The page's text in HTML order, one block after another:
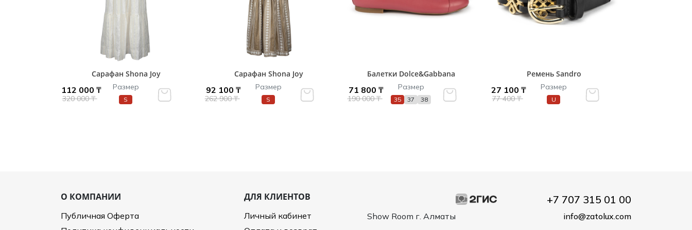
Сарафан Shona Joy
112 000 ₸
320 000 ₸
Размер
S
Сарафан Shona Joy
92 100 ₸
262 900 ₸
Размер
S
Балетки Dolce&Gabbana
71 800 ₸
190 000 ₸
Размер
35 37 38
Ремень Sandro
27 100 ₸
77 400 ₸
Размер
U
О КОМПАНИИ
Публичная Оферта
ДЛЯ КЛИЕНТОВ
Личный кабинет
Show Room г. Алматы
+7 707 315 01 00
info@zatolux.com